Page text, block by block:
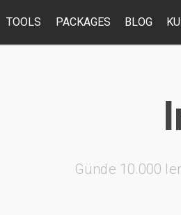
TOOLS PACKAGES BLOG
Günde 10.000